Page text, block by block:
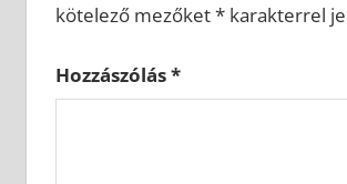
kötelező mezőket*karakterrel
Hozzászólás*